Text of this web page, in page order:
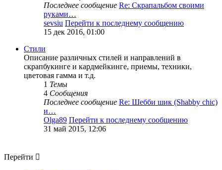
Последнее сообщение Re: Скрапальбом своими
руками…
sevsiu Перейти к последнему сообщению
15 дек 2016, 01:00
Стили
Описание различных стилей и направлений в
скрапбукинге и кардмейкинге, приемы, техники,
цветовая гамма и т.д.
1 Темы
4 Сообщения
Последнее сообщение Re: Шебби шик (Shabby chic)
и…
Olga89 Перейти к последнему сообщению
31 май 2015, 12:06
Перейти